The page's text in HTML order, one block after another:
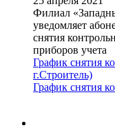
Филиал
уведомляет
снятия
приборов учета
График снятия
г.Строитель)
График снятия